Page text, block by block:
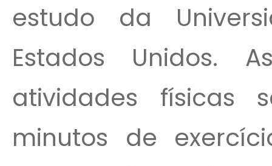
estudo da
Estados Unidos.
atividades físicas
minutos de